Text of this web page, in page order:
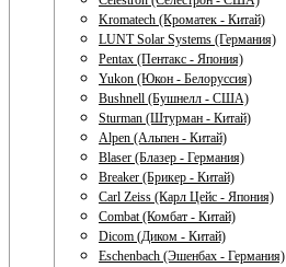
Kromatech (Кроматек - Китай)
LUNT Solar Systems (Германия)
Pentax (Пентакс - Япония)
Yukon (Юкон - Белоруссия)
Bushnell (Бушнелл - США)
Sturman (Штурман - Китай)
Alpen (Альпен - Китай)
Blaser (Блазер - Германия)
Breaker (Брикер - Китай)
Carl Zeiss (Карл Цейс - Япония)
Combat (Комбат - Китай)
Dicom (Диком - Китай)
Eschenbach (Эшенбах - Германия)